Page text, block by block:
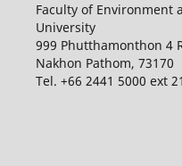
Faculty of Environment
University
999 Phutthamonthon 4
Nakhon Pathom, 73170
Tel. +66 2441 5000 ext